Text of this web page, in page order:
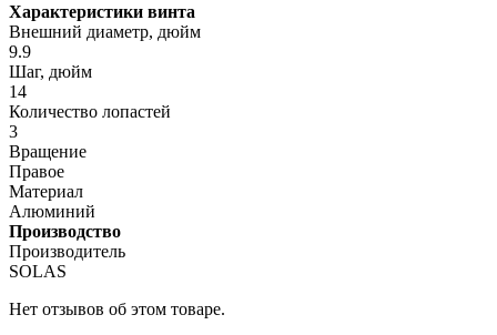
Характеристики винта
Внешний диаметр, дюйм
9.9
Шаг, дюйм
14
Количество лопастей
3
Вращение
Правое
Материал
Алюминий
Производство
Производитель
SOLAS
Нет отзывов об этом товаре.